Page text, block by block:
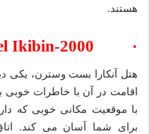
هستند.
· Best Western Hotel Ikibin-2000
هتل آنکارا بست وسترن، یکی
اقامت در آن با خاطرات خوبی
با موقعیت مکانی خوبی که
برای شما آسان می کند.